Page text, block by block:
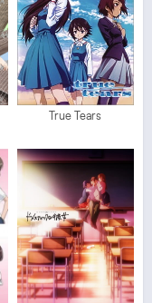
True Tears